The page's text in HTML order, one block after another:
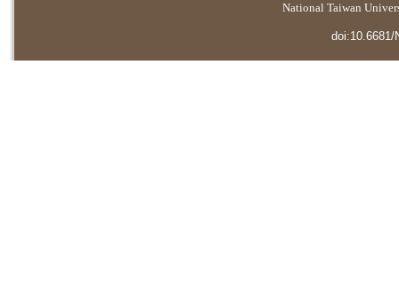
National Taiwan
doi:10.6681/